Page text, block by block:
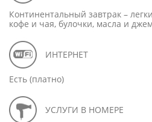
Континентальный завтрак –
кофе и чая, булочки, масла и
ИНТЕРНЕТ
Есть (платно)
УСЛУГИ В НОМЕРЕ